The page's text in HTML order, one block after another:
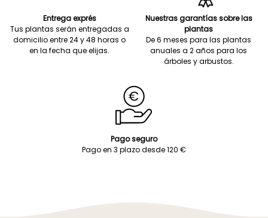
Entrega exprés
Tus plantas serán entregadas a
domicilio entre 24 y 48 horas o
en la fecha que elijas.
Nuestras garantías sobre las
plantas
De 6 meses para las plantas
anuales a 2 años para los
árboles y arbustos.
Pago seguro
Pago en 3 plazo desde 120 €